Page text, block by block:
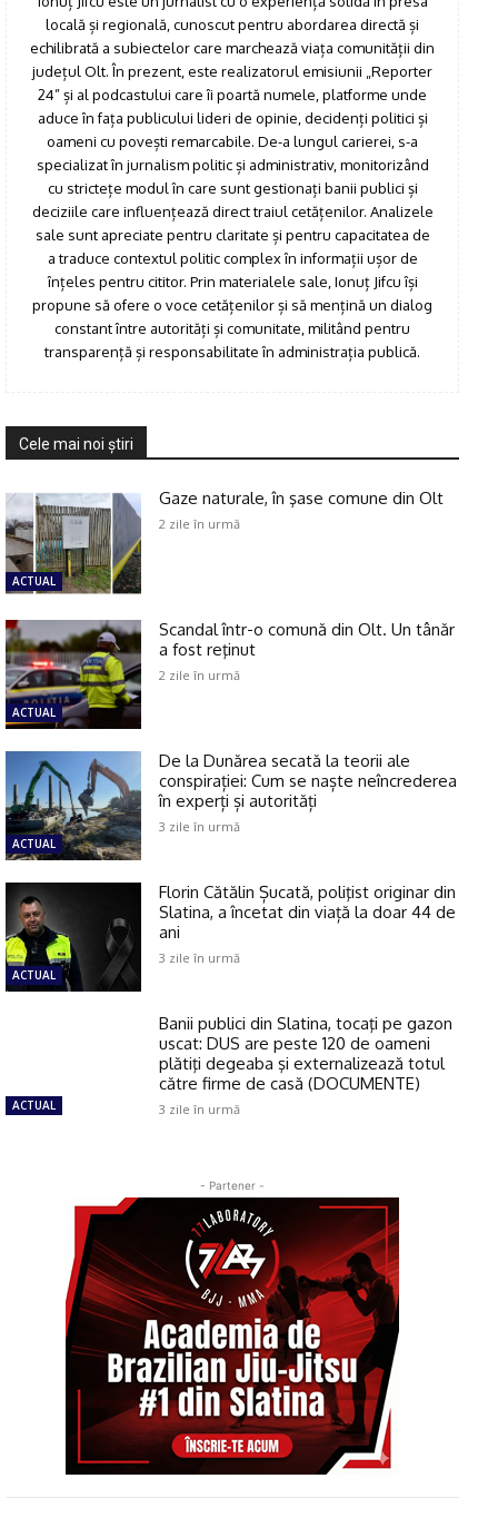
locală și regională, cunoscut pentru abordarea directă și
echilibrată a subiectelor care marchează viața comunității din
județul Olt. În prezent, este realizatorul emisiunii „Reporter
24” și al podcastului care îi poartă numele, platforme unde
aduce în fața publicului lideri de opinie, decidenți politici și
oameni cu povești remarcabile. De-a lungul carierei, s-a
specializat în jurnalism politic și administrativ, monitorizând
cu strictețe modul în care sunt gestionați banii publici și
deciziile care influențează direct traiul cetățenilor. Analizele
sale sunt apreciate pentru claritate și pentru capacitatea de
a traduce contextul politic complex în informații ușor de
înțeles pentru cititor. Prin materialele sale, Ionuț Jifcu își
propune să ofere o voce cetățenilor și să mențină un dialog
constant între autorități și comunitate, militând pentru
transparență și responsabilitate în administrația publică.
Cele mai noi ştiri
ACTUAL
Gaze naturale, în şase comune din Olt
2 zile în urmă
ACTUAL
Scandal într-o comună din Olt. Un tânăr
a fost reţinut
2 zile în urmă
ACTUAL
De la Dunărea secată la teorii ale
conspirației: Cum se naște neîncrederea
în experți și autorități
3 zile în urmă
ACTUAL
Florin Cătălin Șucată, poliţist originar din
Slatina, a încetat din viață la doar 44 de
ani
3 zile în urmă
ACTUAL
Banii publici din Slatina, tocaţi pe gazon
uscat: DUS are peste 120 de oameni
plătiţi degeaba şi externalizează totul
către firme de casă (DOCUMENTE)
3 zile în urmă
- Partener -